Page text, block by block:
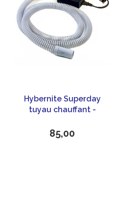
Hybernite Superday
tuyau chauffant -
85,00